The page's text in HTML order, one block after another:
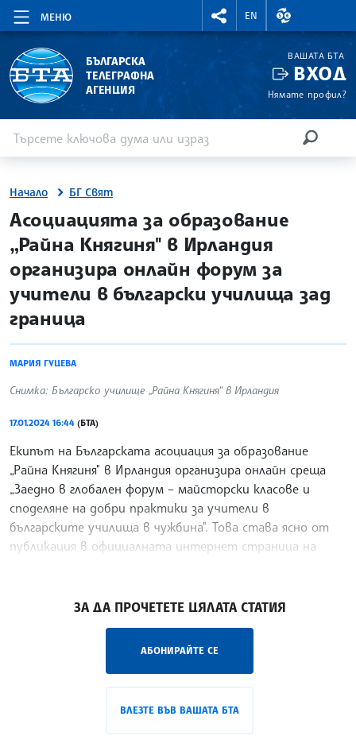
МЕНЮ
RIGHTMENU.SOCIAL
EN
ВАЛУТНИ
БЪЛГАРСКА
ТЕЛЕГРАФНА
АГЕНЦИЯ
ВАШАТА БТА
ВХОД
Нямате профил?
Начало БГ Свят
site.bta
Асоциацията за образование
„Райна Княгиня" в Ирландия
организира онлайн форум за
учители в български училища зад
граница
МАРИЯ ГУЦЕВА
Снимка: Българско училище „Райна Княгиня“ в Ирландия
17.01.2024 16:44 (БТА)
Екипът на Българската асоциация за образование
„Райна Княгиня" в Ирландия организира онлайн среща
„Заедно в глобален форум – майсторски класове и
споделяне на добри практики за учители в
българските училища в чужбина". Това става ясно от
публикация в официалната интернет страница на
ЗА ДА ПРОЧЕТЕТЕ ЦЯЛАТА СТАТИЯ
АБОНИРАЙТЕ СЕ
ВЛЕЗТЕ ВЪВ ВАШАТА БТА